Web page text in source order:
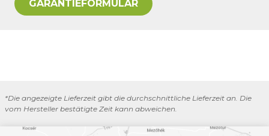
GARANTIEFORMULAR
*Die angezeigte Lieferzeit gibt die durchschnittliche Lieferzeit an. Die
vom Hersteller bestätigte Zeit kann abweichen.